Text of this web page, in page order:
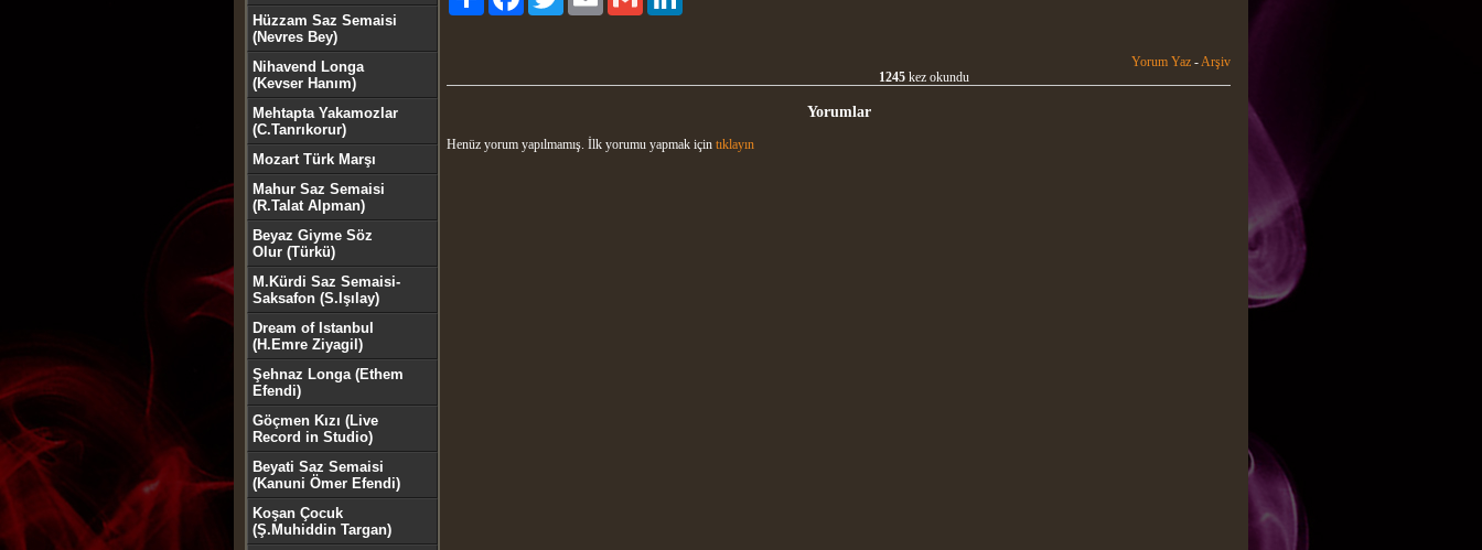
Hüzzam Saz Semaisi
(Nevres Bey)
Nihavend Longa
(Kevser Hanım)
Mehtapta Yakamozlar
(C.Tanrıkorur)
Mozart Türk Marşı
Mahur Saz Semaisi
(R.Talat Alpman)
Beyaz Giyme Söz
Olur (Türkü)
M.Kürdi Saz Semaisi-
Saksafon (S.Işılay)
Dream of Istanbul
(H.Emre Ziyagil)
Şehnaz Longa (Ethem
Efendi)
Göçmen Kızı (Live
Record in Studio)
Beyati Saz Semaisi
(Kanuni Ömer Efendi)
Koşan Çocuk
(Ş.Muhiddin Targan)
Yorum Yaz -Arşiv
1245 kez okundu
Yorumlar
Henüz yorum yapılmamış. İlk yorumu yapmak için tıklayın